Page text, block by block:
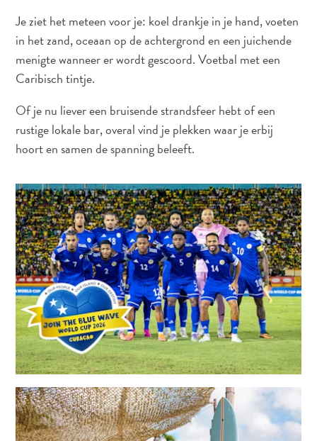
Reisvereisten
Waarom
Curacao?
Cruise
Naar
Reis
Apps
Reisplannen
Evenementen
Romantiek
&
Bruiloften
Vergaderingen
&
Conferenties
Reizen
naar
Curaçao
Lokaal
Je ziet het meteen voor je: koel drankje in je hand, voeten
in het zand, oceaan op de achtergrond en een juichende
menigte wanneer er wordt gescoord. Voetbal met een
Caribisch tintje.
Of je nu liever een bruisende strandsfeer hebt of een
rustige lokale bar, overal vind je plekken waar je erbij
hoort en samen de spanning beleeft.